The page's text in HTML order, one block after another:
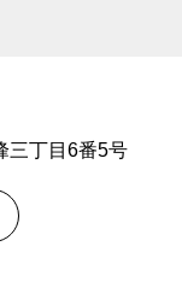
三丁目6番5号